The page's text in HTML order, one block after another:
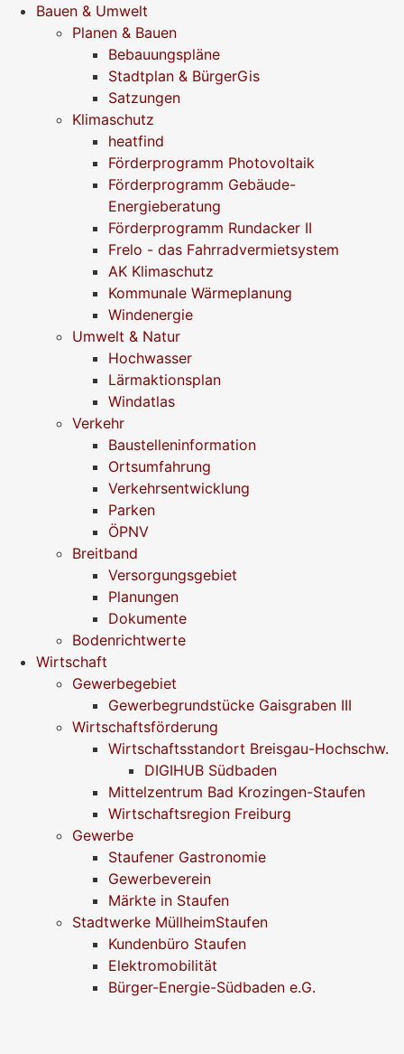
Bauen & Umwelt
Planen & Bauen
Bebauungspläne
Stadtplan & BürgerGis
Satzungen
Klimaschutz
heatfind
Förderprogramm Photovoltaik
Förderprogramm Gebäude-
Energieberatung
Förderprogramm Rundacker II
Frelo - das Fahrradvermietsystem
AK Klimaschutz
Kommunale Wärmeplanung
Windenergie
Umwelt & Natur
Hochwasser
Lärmaktionsplan
Windatlas
Verkehr
Baustelleninformation
Ortsumfahrung
Verkehrsentwicklung
Parken
ÖPNV
Breitband
Versorgungsgebiet
Planungen
Dokumente
Bodenrichtwerte
Wirtschaft
Gewerbegebiet
Gewerbegrundstücke Gaisgraben III
Wirtschaftsförderung
Wirtschaftsstandort Breisgau-Hochschw.
DIGIHUB Südbaden
Mittelzentrum Bad Krozingen-Staufen
Wirtschaftsregion Freiburg
Gewerbe
Staufener Gastronomie
Gewerbeverein
Märkte in Staufen
Stadtwerke MüllheimStaufen
Kundenbüro Staufen
Elektromobilität
Bürger-Energie-Südbaden e.G.